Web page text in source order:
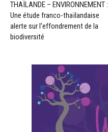
THAÏLANDE – ENVIRONNEMENT :
Une étude franco-thaïlandaise
alerte sur l’effondrement de la
biodiversité